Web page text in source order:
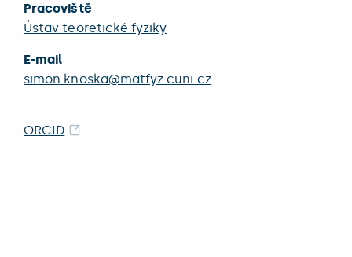
Pracoviště
Ústav teoretické fyziky
E-mail
simon.knoska@matfyz.cuni.cz
ORCID